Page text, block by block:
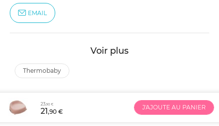
EMAIL
Voir plus
thermobaby
23,90 €
21,90 €
J'AJOUTE AU PANIER